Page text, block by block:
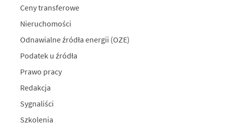
Ceny transferowe
Nieruchomości
Odnawialne źródła energii (OZE)
Podatek u źródła
Prawo pracy
Redakcja
Sygnaliści
Szkolenia